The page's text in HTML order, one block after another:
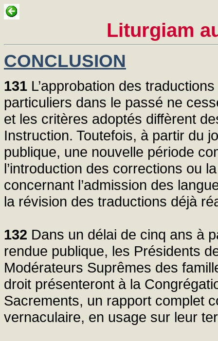
Liturgiam
CONCLUSION
131 L’approbation des
particuliers dans le passé ne
et les critères adoptés diffèrent
Instruction. Toutefois, à partir du
publique, une nouvelle période
l’introduction des corrections ou
concernant l’admission des
la révision des traductions déjà
132 Dans un délai de cinq ans à
rendue publique, les Présidents
Modérateurs Suprêmes des
droit présenteront à la
Sacrements, un rapport complet
vernaculaire, en usage sur leur